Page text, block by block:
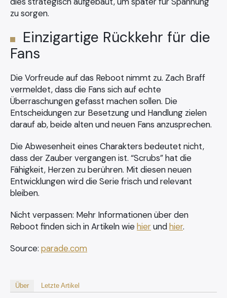
zu sorgen.
Einzigartige Rückkehr für die
Fans
Die Vorfreude auf das Reboot nimmt zu. Zach Braff
vermeldet, dass die Fans sich auf echte
Überraschungen gefasst machen sollen. Die
Entscheidungen zur Besetzung und Handlung zielen
darauf ab, beide alten und neuen Fans anzusprechen.
Die Abwesenheit eines Charakters bedeutet nicht,
dass der Zauber vergangen ist. “Scrubs” hat die
Fähigkeit, Herzen zu berühren. Mit diesen neuen
Entwicklungen wird die Serie frisch und relevant
bleiben.
Nicht verpassen: Mehr Informationen über den
Reboot finden sich in Artikeln wiehierundhier.
Source: parade.com
Über Letzte Artikel